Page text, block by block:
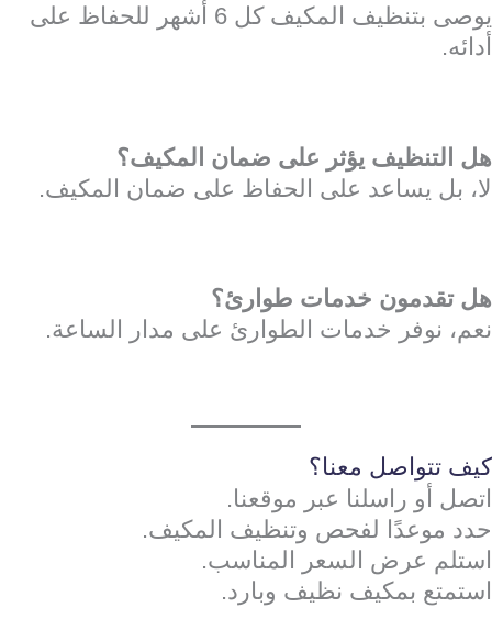
يوصى بتنظيف المكيف كل 6 أشهر للحفاظ على
أدائه.
هل التنظيف يؤثر على ضمان المكيف؟
لا، بل يساعد على الحفاظ على ضمان المكيف.
هل تقدمون خدمات طوارئ؟
نعم، نوفر خدمات الطوارئ على مدار الساعة.
كيف تتواصل معنا؟
اتصل أو راسلنا عبر موقعنا.
حدد موعدًا لفحص وتنظيف المكيف.
استلم عرض السعر المناسب.
استمتع بمكيف نظيف وبارد.